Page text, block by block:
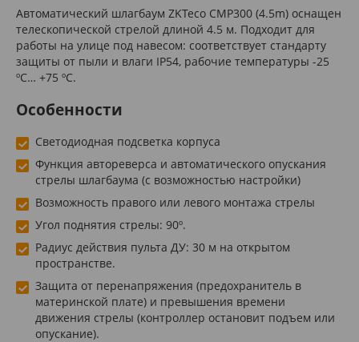
Автоматический шлагбаум ZKTeco CMP300 (4.5m) оснащен
телескопической стрелой длиной 4.5 м. Подходит для
работы на улице под навесом: соответствует стандарту
защиты от пыли и влаги IP54, рабочие температуры -25
ºС… +75 ºС.
Особенности
Светодиодная подсветка корпуса
Функция автореверса и автоматического опускания
стрелы шлагбаума (с возможностью настройки)
Возможность правого или левого монтажа стрелы
Угол поднятия стрелы: 90º.
Радиус действия пульта ДУ: 30 м на открытом
пространстве.
Защита от перенапряжения (предохранитель в
материнской плате) и превышения времени
движения стрелы (контроллер остановит подъем или
опускание).